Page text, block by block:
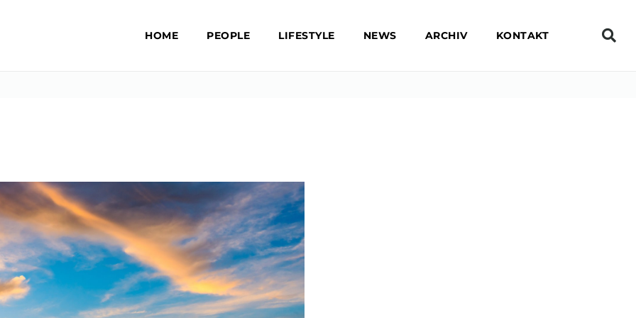
HOME PEOPLE LIFESTYLE NEWS ARCHIV KONTAKT